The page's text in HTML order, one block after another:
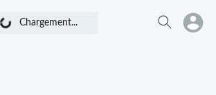
Chargement...